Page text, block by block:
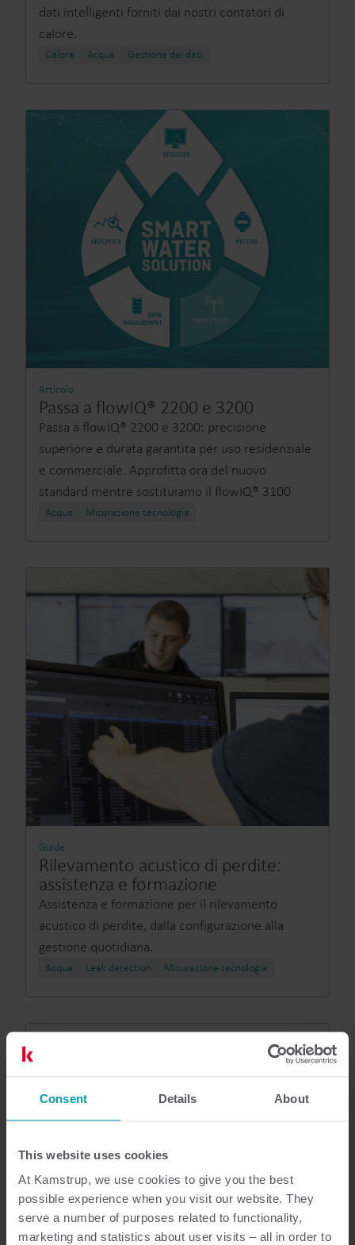
Consent Details About
This website uses cookies
At Kamstrup, we use cookies to give you the best
possible experience when you visit our website. They
serve a number of purposes related to functionality,
marketing and statistics about user visits – all in order to
dati intelligenti forniti dai nostri contatori di
calore.
Calore Acqua Gestione dei dati
Articolo
Passa a flowIQ® 2200 e 3200
Passa a flowIQ® 2200 e 3200: precisione
superiore e durata garantita per uso residenziale
e commerciale. Approfitta ora del nuovo
standard mentre sostituiamo il flowIQ® 3100
Acqua Misurazione tecnologia
Guide
Rilevamento acustico di perdite:
assistenza e formazione
Assistenza e formazione per il rilevamento
acustico di perdite, dalla configurazione alla
gestione quotidiana.
Acqua Leak detection Misurazione tecnologia